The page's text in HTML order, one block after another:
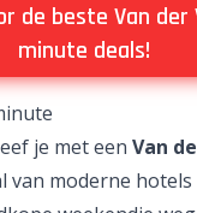
de beste Van der
minute deals!
je met een Van
van moderne